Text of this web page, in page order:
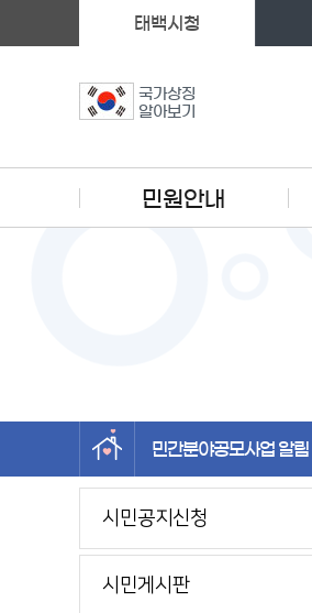
국가상징
알아보기
태백시청
민원안내
민간분야공모사업 알림
왼쪽메뉴
시민공지신청
시민게시판